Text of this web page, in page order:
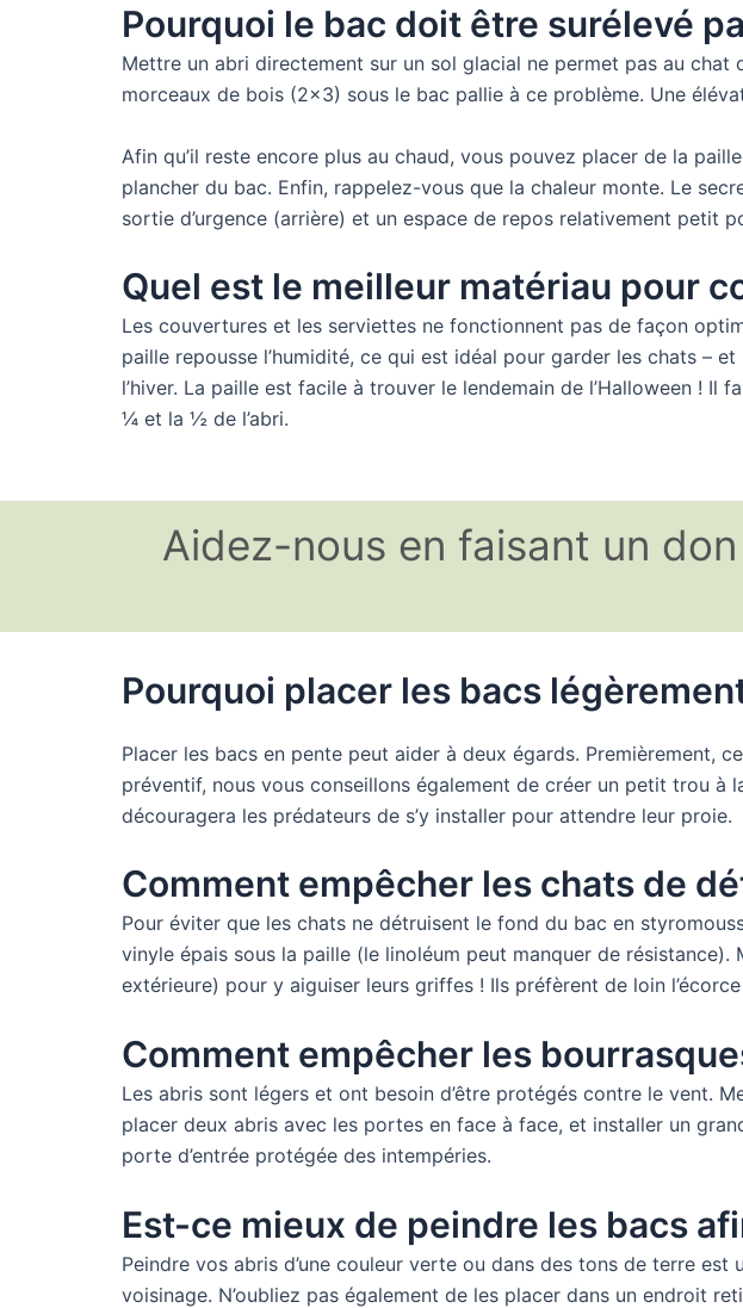
Pourquoi le bac doit être surélevé
Mettre un abri directement sur un sol glacial ne permet pas au chat
morceaux de bois (2×3) sous le bac pallie à ce problème. Une
Afin qu’il reste encore plus au chaud, vous pouvez placer de la
plancher du bac. Enfin, rappelez-vous que la chaleur monte. Le
sortie d’urgence (arrière) et un espace de repos relativement petit
Quel est le meilleur matériau pour
Les couvertures et les serviettes ne fonctionnent pas de façon
paille repousse l’humidité, ce qui est idéal pour garder les chats –
l’hiver. La paille est facile à trouver le lendemain de l’Halloween !
¼ et la ½ de l’abri.
Aidez-nous en faisant un don
Pourquoi placer les bacs
Placer les bacs en pente peut aider à deux égards. Premièrement,
préventif, nous vous conseillons également de créer un petit trou à
découragera les prédateurs de s’y installer pour attendre leur proie.
Comment empêcher les chats de
Pour éviter que les chats ne détruisent le fond du bac en
vinyle épais sous la paille (le linoléum peut manquer de
extérieure) pour y aiguiser leurs griffes ! Ils préfèrent de loin
Comment empêcher les
Les abris sont légers et ont besoin d’être protégés contre le vent.
placer deux abris avec les portes en face à face, et installer un
porte d’entrée protégée des intempéries.
Est-ce mieux de peindre les bacs
Peindre vos abris d’une couleur verte ou dans des tons de terre
voisinage. N’oubliez pas également de les placer dans un endroit